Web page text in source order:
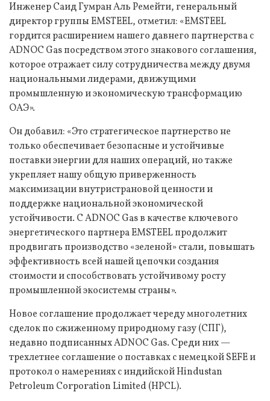
Инженер Саид Гумран Аль Ремейти, генеральный
директор группы EMSTEEL, отметил: «EMSTEEL
гордится расширением нашего давнего партнерства с
ADNOC Gas посредством этого знакового соглашения,
которое отражает силу сотрудничества между двумя
национальными лидерами, движущими
промышленную и экономическую трансформацию
ОАЭ».
Он добавил: «Это стратегическое партнерство не
только обеспечивает безопасные и устойчивые
поставки энергии для наших операций, но также
укрепляет нашу общую приверженность
максимизации внутристрановой ценности и
поддержке национальной экономической
устойчивости. С ADNOC Gas в качестве ключевого
энергетического партнера EMSTEEL продолжит
продвигать производство «зеленой» стали, повышать
эффективность всей нашей цепочки создания
стоимости и способствовать устойчивому росту
промышленной экосистемы страны».
Новое соглашение продолжает череду многолетних
сделок по сжиженному природному газу (СПГ),
недавно подписанных ADNOC Gas. Среди них —
трехлетнее соглашение о поставках с немецкой SEFE и
протокол о намерениях с индийской Hindustan
Petroleum Corporation Limited (HPCL).